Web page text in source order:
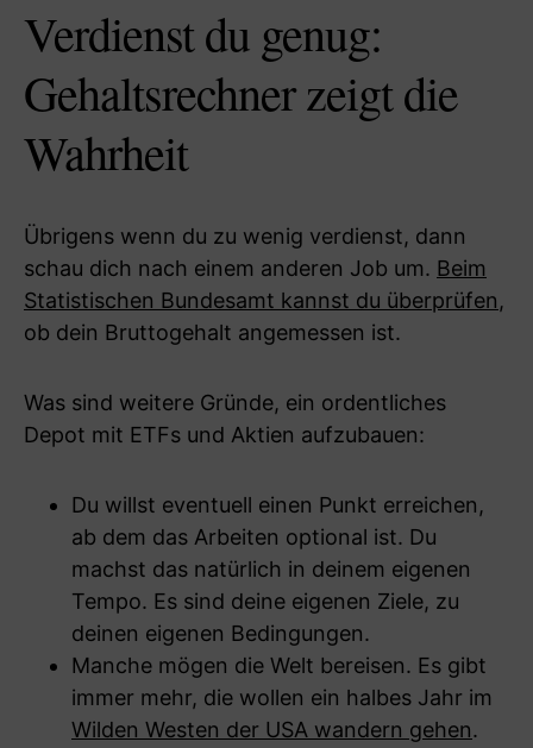
Verdienst du genug:
Gehaltsrechner zeigt die
Wahrheit
Übrigens wenn du zu wenig verdienst, dann
schau dich nach einem anderen Job um. Beim
Statistischen Bundesamt kannst du überprüfen,
ob dein Bruttogehalt angemessen ist.
Was sind weitere Gründe, ein ordentliches
Depot mit ETFs und Aktien aufzubauen:
Du willst eventuell einen Punkt erreichen,
ab dem das Arbeiten optional ist. Du
machst das natürlich in deinem eigenen
Tempo. Es sind deine eigenen Ziele, zu
deinen eigenen Bedingungen.
Manche mögen die Welt bereisen. Es gibt
immer mehr, die wollen ein halbes Jahr im
Wilden Westen der USA wandern gehen.